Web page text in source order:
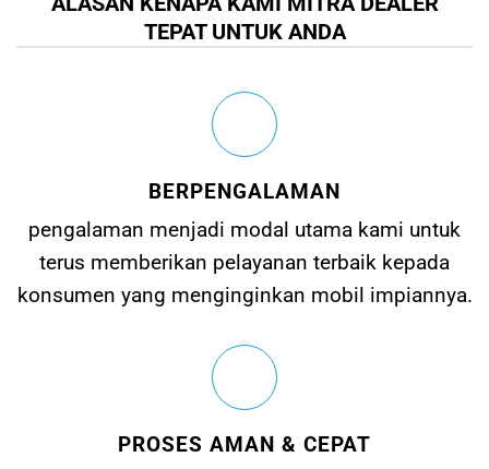
TEPAT UNTUK ANDA
BERPENGALAMAN
pengalaman menjadi modal utama kami untuk
terus memberikan pelayanan terbaik kepada
konsumen yang menginginkan mobil impiannya.
PROSES AMAN & CEPAT